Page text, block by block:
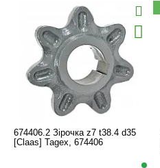
674406.2 Зірочка z7 t38.4 d35
[Claas] Tagex, 674406